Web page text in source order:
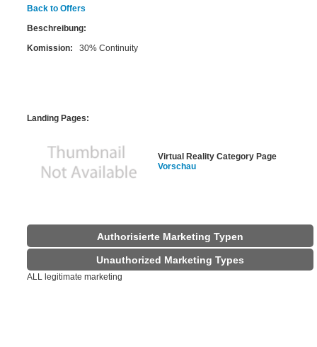
Back to Offers
Beschreibung:
Komission: 30% Continuity
Landing Pages:
Virtual Reality Category Page
Vorschau
Authorisierte Marketing Typen
Unauthorized Marketing Types
ALL legitimate marketing